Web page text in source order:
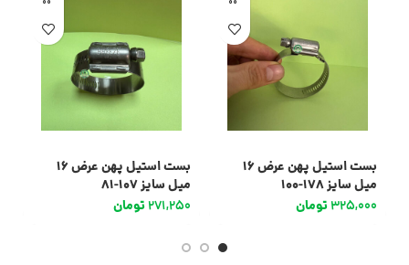
بست استیل پهن عرض 16
میل سایز 178-100
325,000تومان
بست استیل پهن عرض 16
میل سایز 107-81
271,250تومان